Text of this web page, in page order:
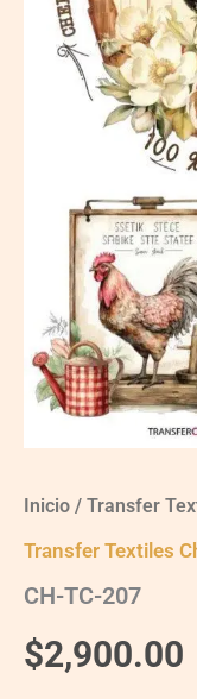
Inicio / Transfer
Transfer Textiles
CH-TC-207
$2,900.00